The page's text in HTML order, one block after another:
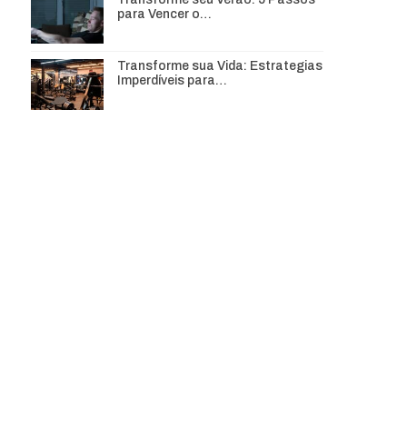
para Vencer o…
Transforme sua Vida: Estrategias
Imperdíveis para…